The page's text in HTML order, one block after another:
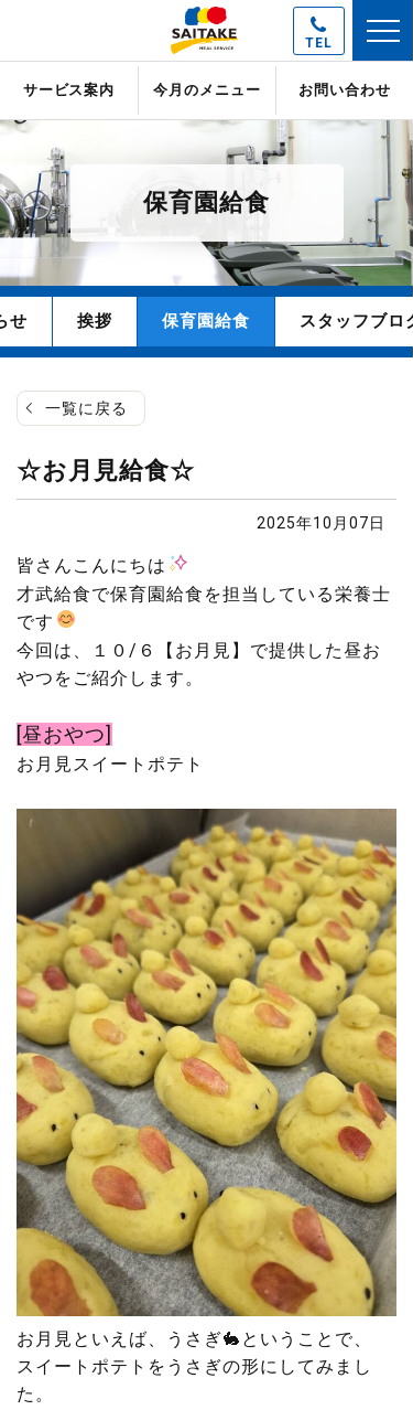
TEL
サービス案内 今月のメニュー お問い合わせ
保育園給食
せ 挨拶 保育園給食 スタッフブログ
一覧に戻る
☆お月見給食☆
2025年10月07日
皆さんこんにちは
才武給食で保育園給食を担当している栄養士
です
今回は、１０/６【お月見】で提供した昼お
やつをご紹介します。
[昼おやつ]
お月見スイートポテト
お月見といえば、うさぎ🐇ということで、
スイートポテトをうさぎの形にしてみまし
た。